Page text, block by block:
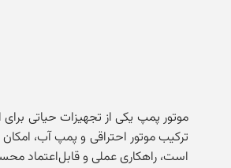
موتور پمپ یکی از تجهیزات حیاتی
ترکیب موتور احتراقی و پمپ آب،
است، راهکاری عملی و قابل‌اعتماد